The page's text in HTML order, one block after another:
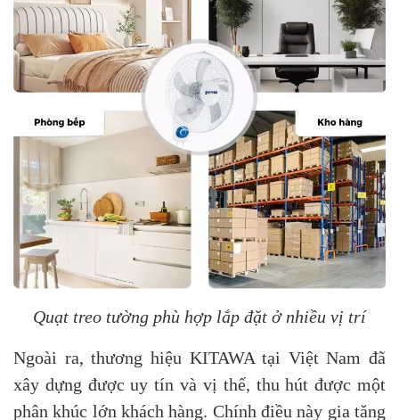
Quạt treo tường phù hợp lắp đặt ở nhiều vị trí
Ngoài ra, thương hiệu KITAWA tại Việt Nam đã
xây dựng được uy tín và vị thế, thu hút được một
phân khúc lớn khách hàng. Chính điều này gia tăng